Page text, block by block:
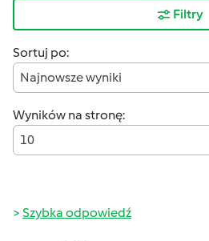
Filtry
Sortuj po:
Najnowsze wyniki
Wyników na stronę:
10
Szybka odpowiedź